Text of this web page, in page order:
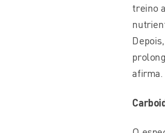
treino
afirma.